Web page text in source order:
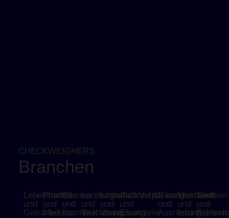
CHECKWEIGHERS
Branchen
Lebensmittel
und
Getränke
Pharma
und
Medizin
Chemie
und
Kosmetik
Landwirtschaft
und
Tierhaltung
Logistik
und
Verpackung
Automobil
und
Ersatzteile
Verpackung
Baumaterialien
und
Ausrüstung
Elektronik
und
Textilien
und